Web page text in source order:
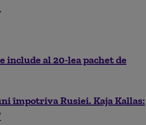
include al 20-lea pachet de
împotriva Rusiei. Kaja Kallas: